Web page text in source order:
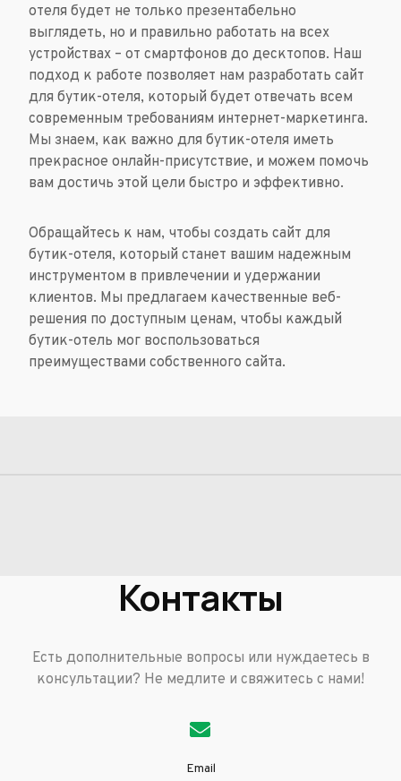
отеля будет не только презентабельно
выглядеть, но и правильно работать на всех
устройствах – от смартфонов до десктопов. Наш
подход к работе позволяет нам разработать сайт
для бутик-отеля, который будет отвечать всем
современным требованиям интернет-маркетинга.
Мы знаем, как важно для бутик-отеля иметь
прекрасное онлайн-присутствие, и можем помочь
вам достичь этой цели быстро и эффективно.
Обращайтесь к нам, чтобы создать сайт для
бутик-отеля, который станет вашим надежным
инструментом в привлечении и удержании
клиентов. Мы предлагаем качественные веб-
решения по доступным ценам, чтобы каждый
бутик-отель мог воспользоваться
преимуществами собственного сайта.
Контакты
Есть дополнительные вопросы или нуждаетесь в
консультации? Не медлите и свяжитесь с нами!
Email